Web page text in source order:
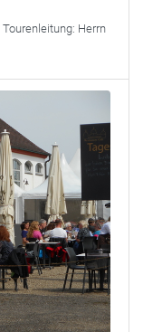
Tourenleitung: Herrn